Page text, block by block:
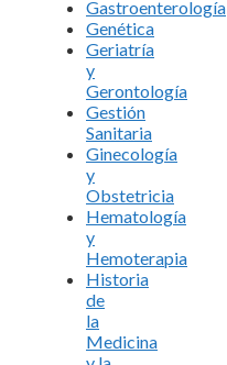
Gastroenterología
Genética
Geriatría
y
Gerontología
Gestión
Sanitaria
Ginecología
y
Obstetricia
Hematología
y
Hemoterapia
Historia
de
la
Medicina